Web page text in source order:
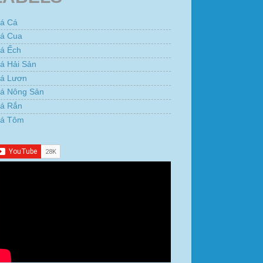
Cá
Cua
Ếch
Hải Sản
Lươn
Nông Sản
Rắn
Tôm